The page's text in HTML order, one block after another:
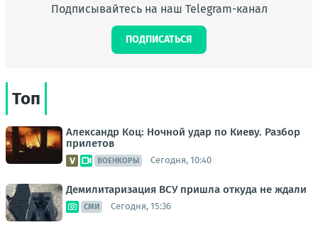
Подписывайтесь на наш Telegram-канал
ПОДПИСАТЬСЯ
Топ
Александр Коц: Ночной удар по Киеву. Разбор
прилетов
ВОЕНКОРЫ Сегодня, 10:40
Демилитаризация ВСУ пришла откуда не ждали
СМИ Сегодня, 15:36